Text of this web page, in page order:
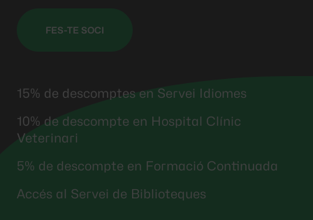
FES-TE SOCI
15% de descomptes en Servei Idiomes
10% de descompte en Hospital Clínic
Veterinari
5% de descompte en Formació Continuada
Accés al Servei de Biblioteques